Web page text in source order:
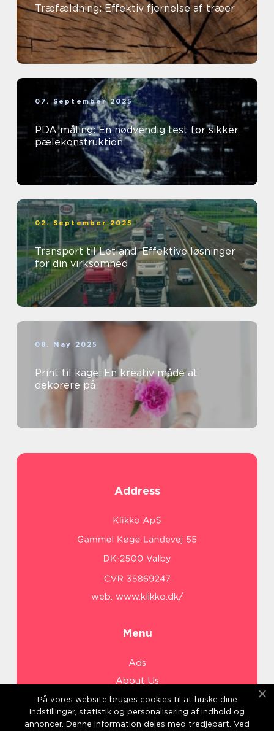
Træfældning: Effektiv fjernelse af træer
07. September 2025
PDA måling: En nødvendig test for sikker
pælekonstruktion
02. September 2025
Transport til Letland: Effektive løsninger
for din virksomhed
08. May 2025
Print til kage: En kreativ måde at
dekorere på
Address
web: www.klikko.dk/
Menu
Ads
About Us
Cookies
Contact
På vores website bruges cookies til at huske dine
indstillinger, statistik og personalisering af indhold og
annoncer. Denne information deles med tredjepart. Ved